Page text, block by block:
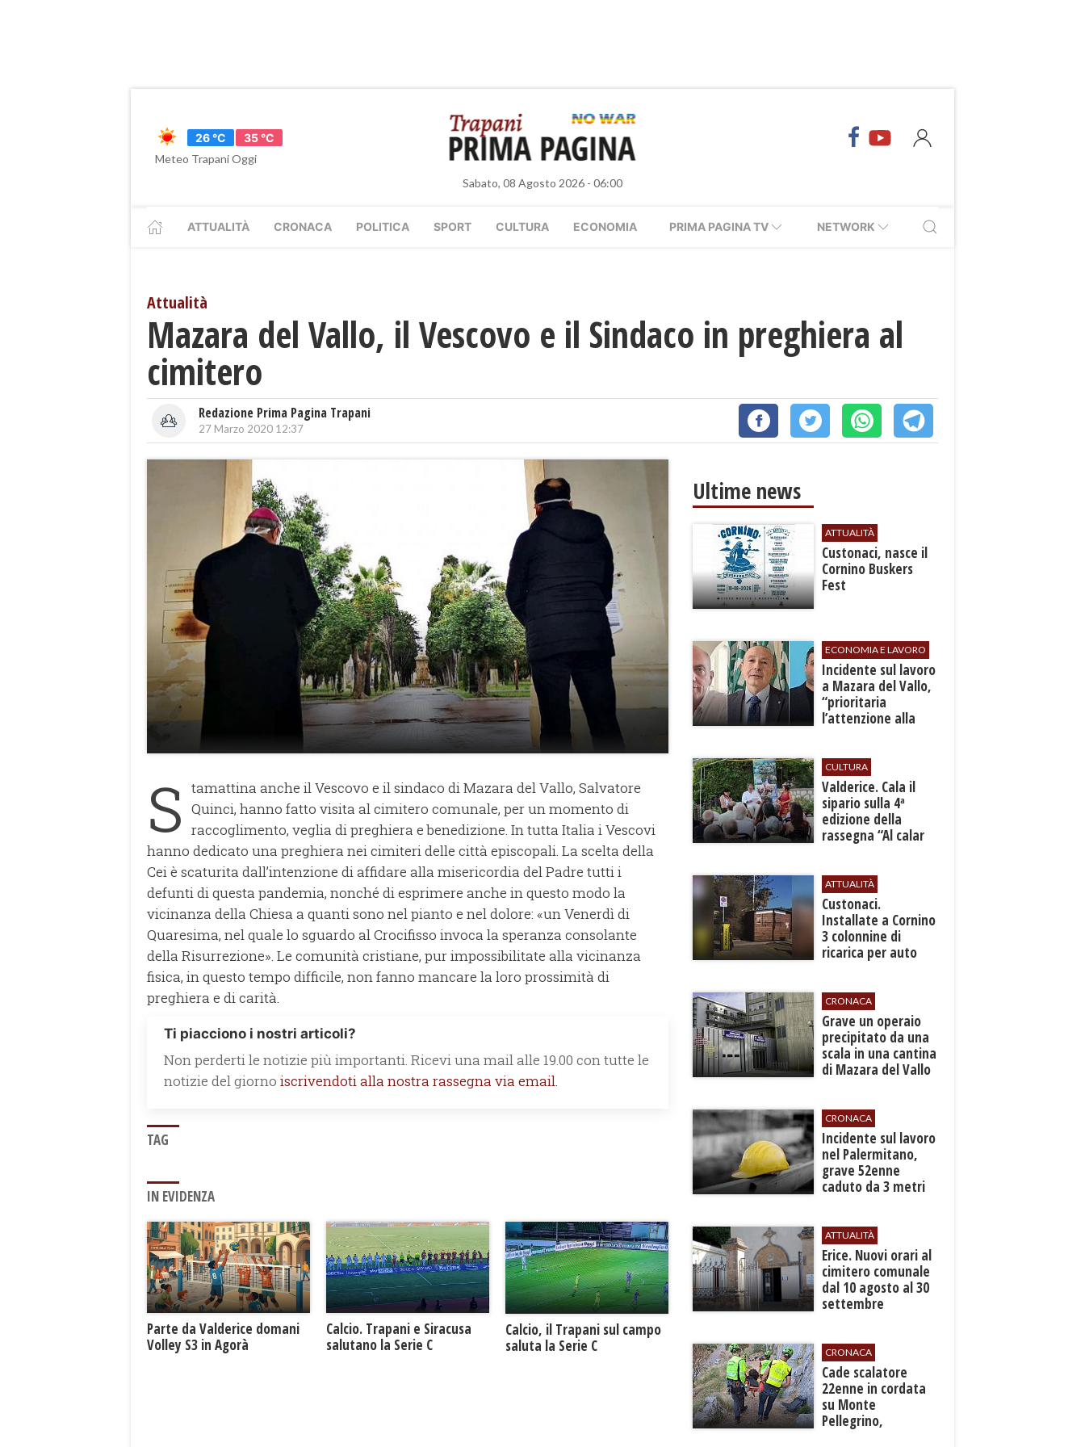
26 °C
35 °C
Meteo Trapani Oggi
Sabato, 08 Agosto 2026 - 06:00
ATTUALITÀ CRONACA POLITICA SPORT CULTURA ECONOMIA PRIMA PAGINA TV NETWORK
Attualità
Mazara del Vallo, il Vescovo e il Sindaco in preghiera al
cimitero
Redazione Prima Pagina Trapani
27 Marzo 2020 12:37
S tamattina anche il Vescovo e il sindaco di Mazara del Vallo, Salvatore
Quinci, hanno fatto visita al cimitero comunale, per un momento di
raccoglimento, veglia di preghiera e benedizione. In tutta Italia i Vescovi
hanno dedicato una preghiera nei cimiteri delle città episcopali. La scelta della
Cei è scaturita dall’intenzione di affidare alla misericordia del Padre tutti i
defunti di questa pandemia, nonché di esprimere anche in questo modo la
vicinanza della Chiesa a quanti sono nel pianto e nel dolore: «un Venerdì di
Quaresima, nel quale lo sguardo al Crocifisso invoca la speranza consolante
della Risurrezione». Le comunità cristiane, pur impossibilitate alla vicinanza
fisica, in questo tempo difficile, non fanno mancare la loro prossimità di
preghiera e di carità.
Ti piacciono i nostri articoli?
Non perderti le notizie più importanti. Ricevi una mail alle 19.00 con tutte le
notizie del giorno iscrivendoti alla nostra rassegna via email.
TAG
IN EVIDENZA
Parte da Valderice domani
Volley S3 in Agorà
Calcio. Trapani e Siracusa
salutano la Serie C
Calcio, il Trapani sul campo
saluta la Serie C
Ultime news
ATTUALITÀ
Custonaci, nasce il
Cornino Buskers
Fest
ECONOMIA E LAVORO
​Incidente sul lavoro
a Mazara del Vallo,
“prioritaria
l’attenzione alla
CULTURA
Valderice. Cala il
sipario sulla 4ª
edizione della
rassegna “Al calar
ATTUALITÀ
Custonaci.
Installate a Cornino
3 colonnine di
ricarica per auto
CRONACA
​Grave un operaio
precipitato da una
scala in una cantina
di Mazara del Vallo
CRONACA
​Incidente sul lavoro
nel Palermitano,
grave 52enne
caduto da 3 metri
ATTUALITÀ
​Erice. Nuovi orari al
cimitero comunale
dal 10 agosto al 30
settembre
CRONACA
​Cade scalatore
22enne in cordata
su Monte
Pellegrino,